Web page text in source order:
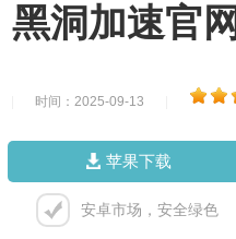
黑洞加速官网
时间：2025-09-13
苹果下载
安卓市场，安全绿色